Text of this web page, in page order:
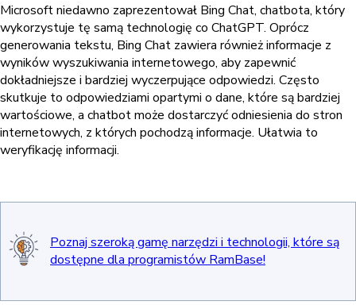
Microsoft niedawno zaprezentował Bing Chat, chatbota, który
wykorzystuje tę samą technologię co ChatGPT. Oprócz
generowania tekstu, Bing Chat zawiera również informacje z
wyników wyszukiwania internetowego, aby zapewnić
dokładniejsze i bardziej wyczerpujące odpowiedzi. Często
skutkuje to odpowiedziami opartymi o dane, które są bardziej
wartościowe, a chatbot może dostarczyć odniesienia do stron
internetowych, z których pochodzą informacje. Ułatwia to
weryfikację informacji.
Poznaj szeroką gamę narzędzi i technologii, które są
dostępne dla programistów RamBase!